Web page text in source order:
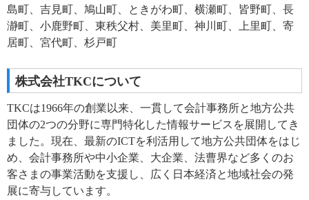
島町、吉見町、鳩山町、ときがわ町、横瀬町、皆野町、長
瀞町、小鹿野町、東秩父村、美里町、神川町、上里町、寄
居町、宮代町、杉戸町
株式会社TKCについて
TKCは1966年の創業以来、一貫して会計事務所と地方公共
団体の2つの分野に専門特化した情報サービスを展開してき
ました。現在、最新のICTを利活用して地方公共団体をはじ
め、会計事務所や中小企業、大企業、法曹界など多くのお
客さまの事業活動を支援し、広く日本経済と地域社会の発
展に寄与しています。